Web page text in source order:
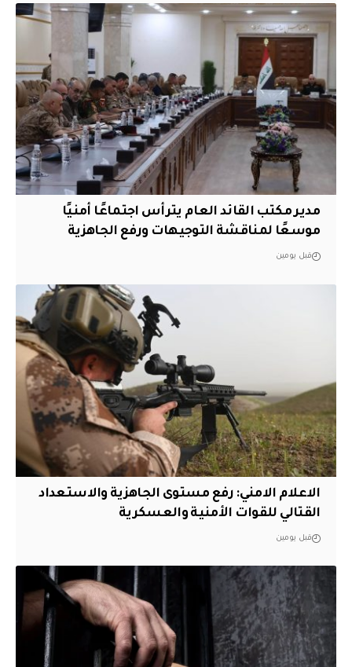
مدير مكتب القائد العام يترأس اجتماعًا أمنيًا
موسعًا لمناقشة التوجيهات ورفع الجاهزية
قبل يومين
الاعلام الامني: رفع مستوى الجاهزية والاستعداد
القتالي للقوات الأمنية والعسكرية
قبل يومين